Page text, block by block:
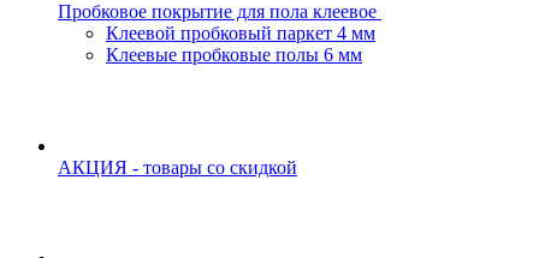
Пробковое покрытие для пола клеевое
Клеевой пробковый паркет 4 мм
Клеевые пробковые полы 6 мм
АКЦИЯ - товары со скидкой